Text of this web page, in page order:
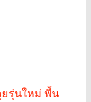
ยรุ่นใหม่ พื้น